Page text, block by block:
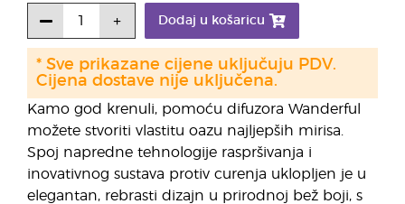
Kamo god krenuli, pomoću difuzora Wanderful
možete stvoriti vlastitu oazu najljepših mirisa.
Spoj napredne tehnologije raspršivanja i
inovativnog sustava protiv curenja uklopljen je u
elegantan, rebrasti dizajn u prirodnoj bež boji, s
Dodaj u košaricu
* Sve prikazane cijene uključuju PDV.
Cijena dostave nije uključena.